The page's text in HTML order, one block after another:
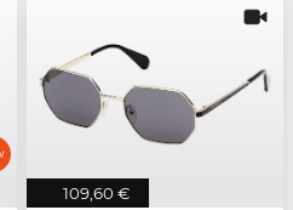
109,60 €